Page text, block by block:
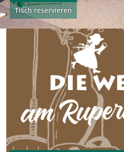
Tisch reservieren